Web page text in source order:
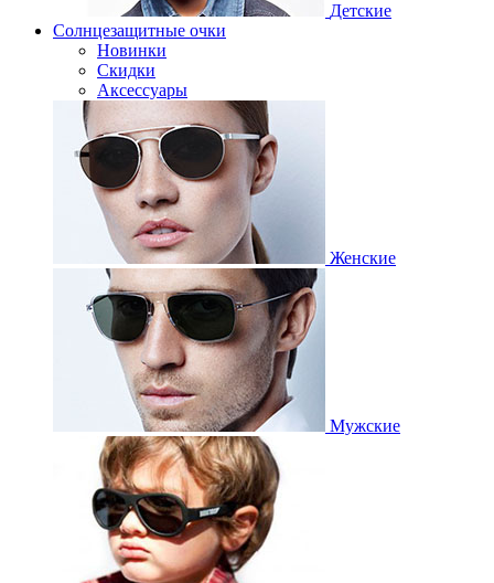
Детские
Солнцезащитные очки
Новинки
Скидки
Аксессуары
Женские
Мужские